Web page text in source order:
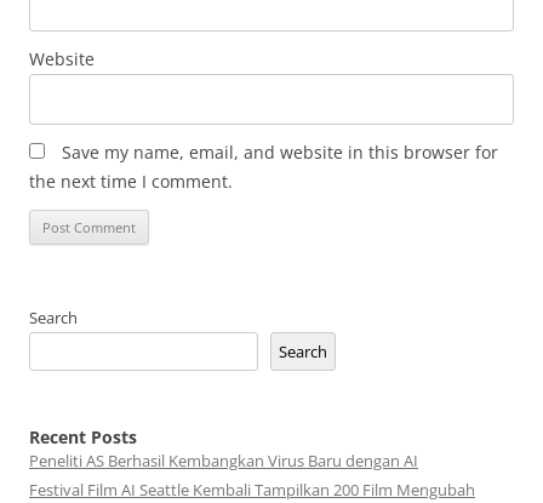
Website
Save my name, email, and website in this browser for
the next time I comment.
Search
Search
Recent Posts
Peneliti AS Berhasil Kembangkan Virus Baru dengan AI
Festival Film AI Seattle Kembali Tampilkan 200 Film Mengubah